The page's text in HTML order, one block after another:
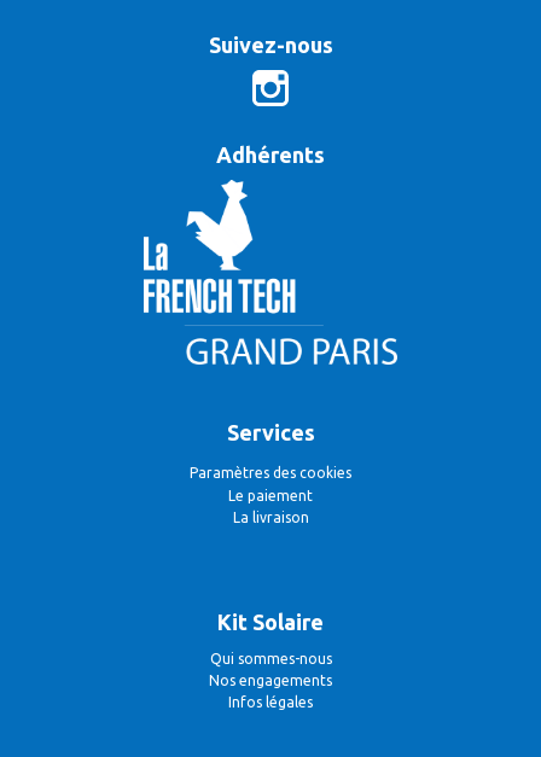
Suivez-nous
Adhérents
Services
Paramètres des cookies
Le paiement
La livraison
Kit Solaire
Qui sommes-nous
Nos engagements
Infos légales